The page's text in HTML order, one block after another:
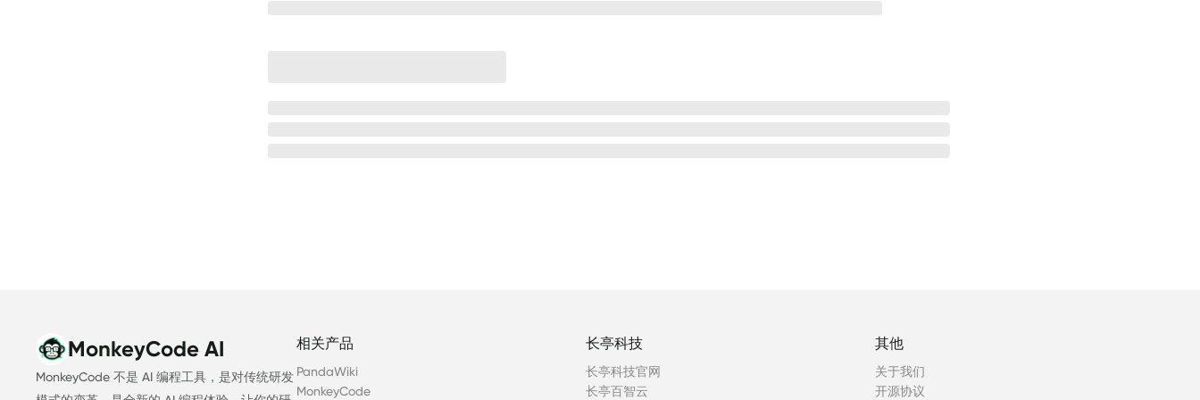
MonkeyCode AI
MonkeyCode 不是 AI 编程工具，是对传统研发
相关产品
PandaWiki
MonkeyCode
长亭科技
长亭科技官网
长亭百智云
其他
关于我们
开源协议